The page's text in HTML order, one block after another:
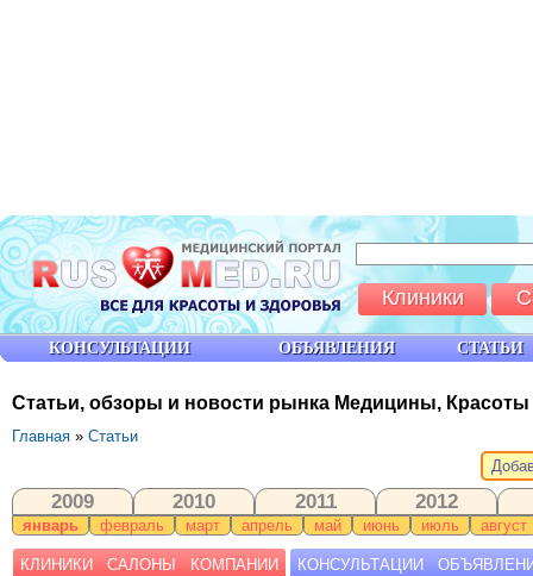
Статьи, обзоры и новости рынка Медицины,
Главная » Статьи
2009 2010 2011 2012
январь февраль март апрель май июнь июль август
КЛИНИКИ САЛОНЫ КОМПАНИИ КОНСУЛЬТАЦИИ
КОНСУЛЬТАЦИИ ОБЪЯВЛЕНИЯ СТАТЬИ
Клиники